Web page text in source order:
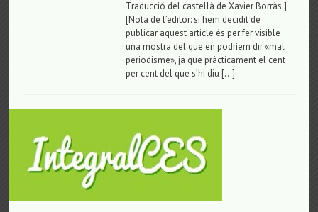
Traducció del castellà de Xavier Borràs.]
[Nota de l’editor: si hem decidit de
publicar aquest article és per fer visible
una mostra del que en podríem dir «mal
periodisme», ja que pràcticament el cent
per cent del que s’hi diu […]